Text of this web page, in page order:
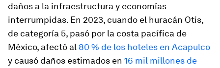
daños a la infraestructura y economías
interrumpidas. En 2023, cuando el huracán Otis,
de categoría 5, pasó por la costa pacífica de
México, afectó al 80 % de los hoteles en Acapulco
y causó daños estimados en 16 mil millones de